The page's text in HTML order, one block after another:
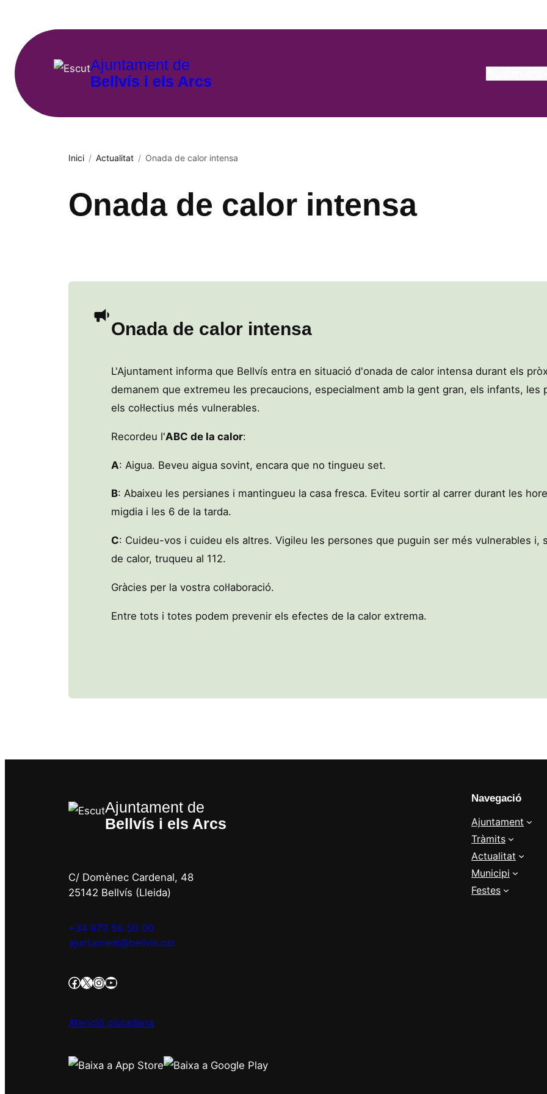
contingut
Ajuntament de
Bellvís i els Arcs
Inici / Actualitat / Onada de calor intensa
Onada de calor intensa
Onada de calor intensa
L'Ajuntament informa que Bellvís entra en situació d'onada de calor intensa durant els
demanem que extremeu les precaucions, especialment amb la gent gran, els infants, les
els col·lectius més vulnerables.
Recordeu l'ABC de la calor:
A: Aigua. Beveu aigua sovint, encara que no tingueu set.
B: Abaixeu les persianes i mantingueu la casa fresca. Eviteu sortir al carrer durant les
migdia i les 6 de la tarda.
C: Cuideu-vos i cuideu els altres. Vigileu les persones que puguin ser més vulnerables i,
de calor, truqueu al 112.
Gràcies per la vostra col·laboració.
Entre tots i totes podem prevenir els efectes de la calor extrema.
Ajuntament de
Bellvís i els Arcs
C/ Domènec Cardenal, 48
25142 Bellvís (Lleida)
+34 973 56 50 00
ajuntament@bellvis.cat
https://www.facebook.com/AjBellvisArcs/?locale=es_ES Twitter/X InstagramYouTube
Atenció ciutadana
Navegació
Ajuntament
Tràmits
Actualitat
Municipi
Festes